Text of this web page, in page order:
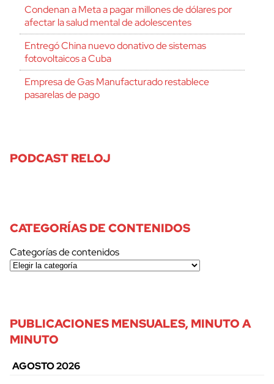
Condenan a Meta a pagar millones de dólares por
afectar la salud mental de adolescentes
Entregó China nuevo donativo de sistemas
fotovoltaicos a Cuba
Empresa de Gas Manufacturado restablece
pasarelas de pago
PODCAST RELOJ
CATEGORÍAS DE CONTENIDOS
Categorías de contenidos
PUBLICACIONES MENSUALES, MINUTO A
MINUTO
AGOSTO 2026